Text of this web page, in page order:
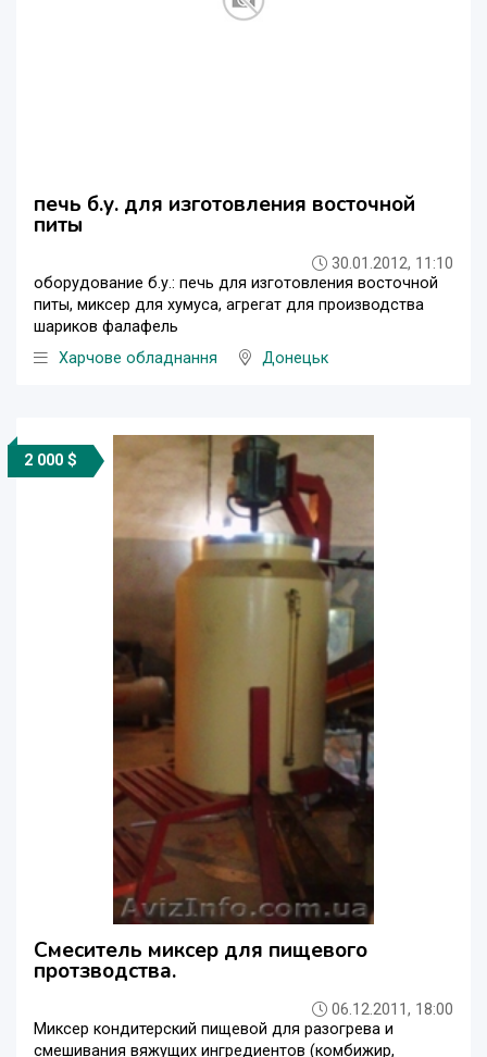
печь б.у. для изготовления восточной
питы
30.01.2012, 11:10
оборудование б.у.: печь для изготовления восточной
питы, миксер для хумуса, агрегат для производства
шариков фалафель
Харчове обладнання
Донецьк
2 000 $
Смеситель миксер для пищевого
протзводства.
06.12.2011, 18:00
Миксер кондитерский пищевой для разогрева и
смешивания вяжущих ингредиентов (комбижир,